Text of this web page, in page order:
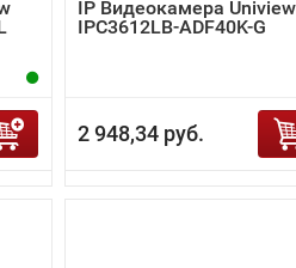
IP Видеокамера Uniview
IPC3612LB-ADF40K-G
2 948,34 руб.